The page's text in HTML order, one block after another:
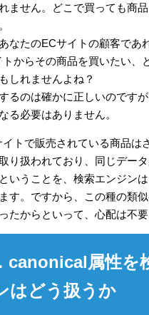
ません。どこで買っても商
なたのECサイトの顧客であ
トからその商品を買いたい、
しれませんよね？
るのは確かに正しいのです
る必要はありません。
イトで販売されている商品は
り扱われており、同じデー
いうことを、検索エンジン
す。ですから、この種の類
たからといって、心配は不要
canonical属性を
はどう扱うか